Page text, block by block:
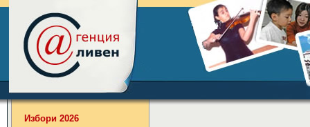
Избори 2026